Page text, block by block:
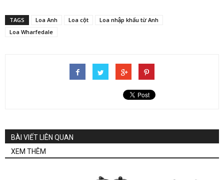
TAGS Loa Anh Loa cột
Loa nhập khẩu từ Anh
Loa Wharfedale
BÀI VIẾT LIÊN QUAN
XEM THÊM